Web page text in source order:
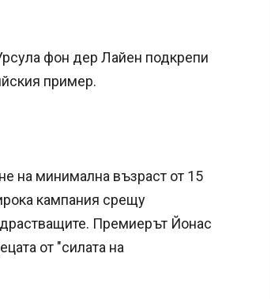
фон дер Лайен подкрепи
пример.
на минимална възраст от 15
кампания срещу
Премиерът Йонас
от "силата на